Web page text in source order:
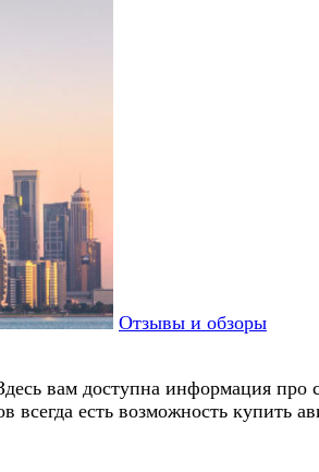
Отзывы и обзоры
вам доступна информация
есть возможность купить